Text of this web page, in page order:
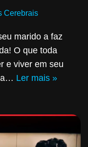
Cerebrais
marido a faz
O que toda
e viver em seu
Ler mais »